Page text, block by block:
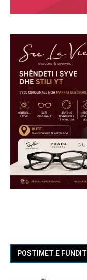
POSTIMET E FUNDIT